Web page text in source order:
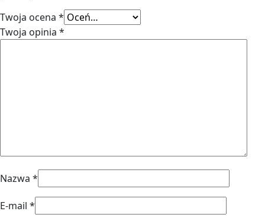
Twoja ocena *
Twoja opinia *
Nazwa *
E-mail *